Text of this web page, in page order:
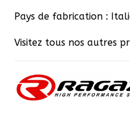
Pays de fabrication :
Visitez tous nos autres